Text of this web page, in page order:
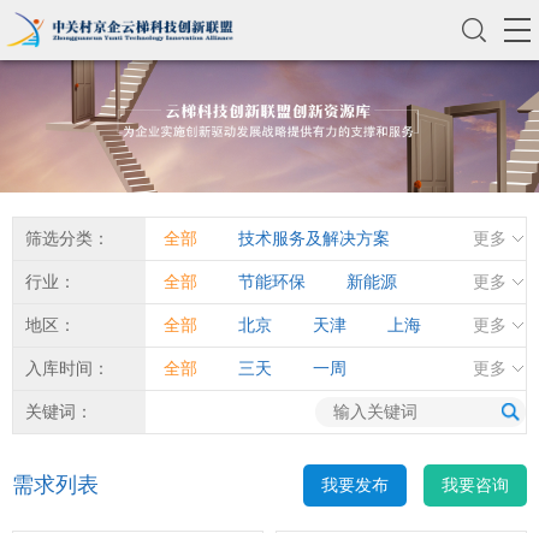
筛选分类： 全部 技术服务及解决方案
投融资项目 咨询服务
人力资源 设施资源
场地资源 其他资源
更多
行业： 全部 节能环保 新能源
智慧城市 交通运营
轨道交通 智能制造
科技服务
金融服务
更多
地区： 全部 北京 天津 上海
重庆 河北 山西
黑龙江
河南
更多
入库时间： 全部 三天 一周 更多
关键词：
需求列表 我要发布 我要咨询